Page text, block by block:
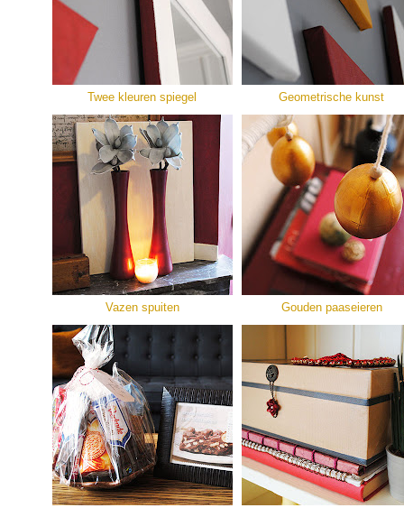
Twee kleuren spiegel Geometrische kunst
Vazen spuiten Gouden paaseieren